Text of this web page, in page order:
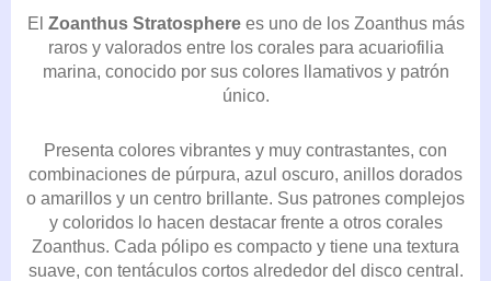
DESDE
48,40€
HASTA
223,85€
El Zoanthus Stratospherees uno de los Zoanthus más
raros y valorados entre los corales para acuariofilia
marina, conocido por sus colores llamativos y patrón
único.
Presenta colores vibrantes y muy contrastantes, con
combinaciones de púrpura, azul oscuro, anillos dorados
o amarillos y un centro brillante. Sus patrones complejos
y coloridos lo hacen destacar frente a otros corales
Zoanthus. Cada pólipo es compacto y tiene una textura
suave, con tentáculos cortos alrededor del disco central.